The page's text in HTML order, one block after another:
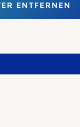
ENTFERNEN